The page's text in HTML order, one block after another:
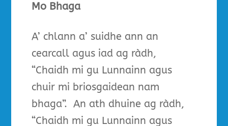
Mo Bhaga
A’ chlann a’ suidhe ann an
cearcall agus iad ag ràdh,
“Chaidh mi gu Lunnainn agus
chuir mi briosgaidean nam
bhaga”. An ath dhuine ag ràdh,
“Chaidh mi gu Lunnainn agus